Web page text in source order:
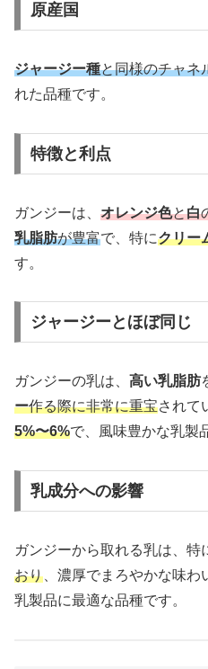
原産国
ジャージー種と同様のチャネ
れた品種です。
特徴と利点
ガンジーは、 オレンジ色と白
乳脂肪が豊富で、特にクリー
す。
ジャージーとほぼ同じ
ガンジーの乳は、 高い乳脂肪
ー作る際に非常に重宝されて
5%〜6%で、風味豊かな乳製
乳成分への影響
ガンジーから取れる乳は、特
おり 、濃厚でまろやかな味
乳製品に最適な品種です。